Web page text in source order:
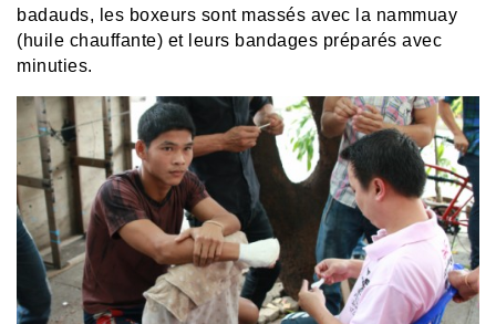
badauds, les boxeurs sont massés avec la nammuay
(huile chauffante) et leurs bandages préparés avec
minuties.